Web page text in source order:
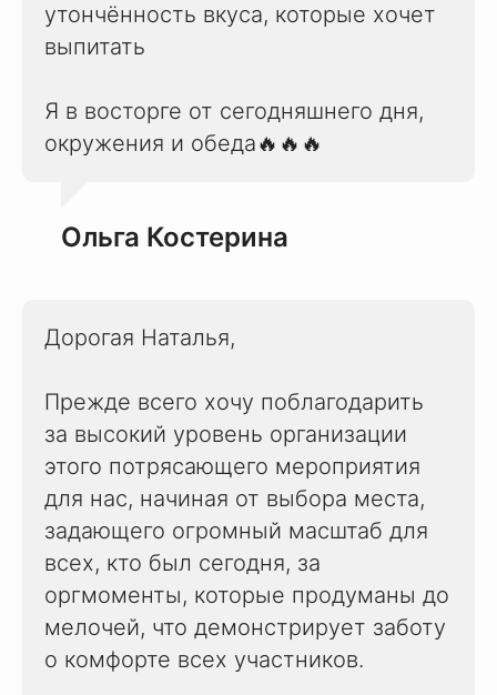
утончённость вкуса, которые хочет
выпитать
Я в восторге от сегодняшнего дня,
окружения и обеда🔥🔥🔥
Ольга Костерина
Дорогая Наталья,
Прежде всего хочу поблагодарить
за высокий уровень организации
этого потрясающего мероприятия
для нас, начиная от выбора места,
задающего огромный масштаб для
всех, кто был сегодня, за
оргмоменты, которые продуманы до
мелочей, что демонстрирует заботу
о комфорте всех участников.